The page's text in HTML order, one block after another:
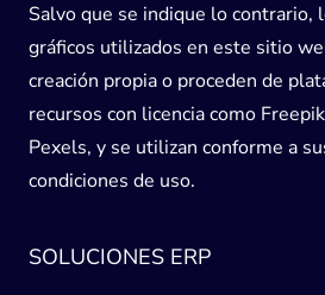
Salvo que se indique lo contrario,
gráficos utilizados en este sitio
creación propia o proceden de
recursos con licencia como
Pexels, y se utilizan conforme a
condiciones de uso.
SOLUCIONES ERP